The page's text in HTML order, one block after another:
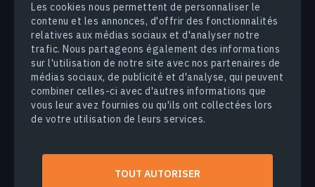
Les cookies nous permettent de personnaliser le
contenu et les annonces, d'offrir des fonctionnalités
relatives aux médias sociaux et d'analyser notre
trafic. Nous partageons également des informations
sur l'utilisation de notre site avec nos partenaires de
médias sociaux, de publicité et d'analyse, qui peuvent
combiner celles-ci avec d'autres informations que
vous leur avez fournies ou qu'ils ont collectées lors
de votre utilisation de leurs services.
TOUT AUTORISER
INDUSTRIES
ENTREPRISE
DÉCOUVRIR
Tous droits réservés.
Conditions d'utilisation Politique de confidentialité